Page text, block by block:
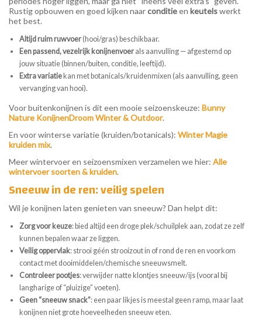
Rustig opbouwen en goed kijken naarconditieen keutelswerkt
het best.
Altijd ruim ruwvoer(hooi/gras) beschikbaar.
Een passend, vezelrijk konijnenvoer als aanvulling — afgestemd op
jouw situatie (binnen/buiten, conditie, leeftijd).
Extra variatie kan met botanicals/kruidenmixen (als aanvulling, geen
vervanging van hooi).
Voor buitenkonijnen is dit een mooie seizoenskeuze: Bunny
Nature KonijnenDroom Winter & Outdoor.
En voor winterse variatie (kruiden/botanicals): Winter Magie
kruiden mix.
Meer wintervoer en seizoensmixen verzamelen we hier: Alle
wintervoer soorten & kruiden.
Sneeuw in de ren: veilig spelen
Wil je konijnen laten genieten van sneeuw? Dan helpt dit:
Zorg voor keuze: bied altijd een droge plek/schuilplek aan, zodat ze zelf
kunnen bepalen waar ze liggen.
Veilig oppervlak: strooi géén strooizout in of rond de ren en voorkom
contact met dooimiddelen/chemische sneeuwsmelt.
Controleer pootjes: verwijder natte klontjes sneeuw/ijs (vooral bij
langharige of “pluizige” voeten).
Geen “sneeuw snack”: een paar likjes is meestal geen ramp, maar laat
konijnen niet grote hoeveelheden sneeuw eten.